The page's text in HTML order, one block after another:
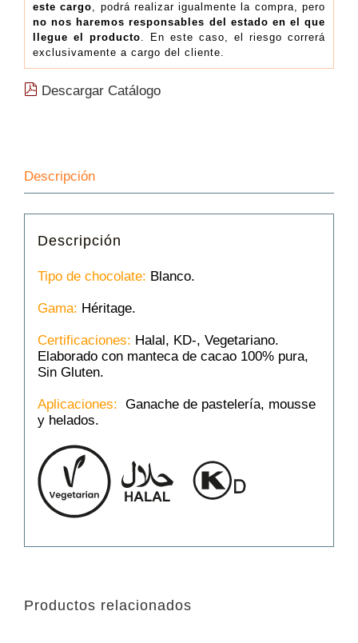
este cargo, podrá realizar igualmente la compra, pero
no nos haremos responsables del estado en el que
llegue el producto. En este caso, el riesgo correrá
exclusivamente a cargo del cliente.
Descargar Catálogo
Descripción
Descripción
Tipo de chocolate: Blanco.
Gama: Héritage.
Certificaciones: Halal, KD-, Vegetariano.
Elaborado con manteca de cacao 100% pura,
Sin Gluten.
Aplicaciones: Ganache de pastelería, mousse
y helados.
Productos relacionados